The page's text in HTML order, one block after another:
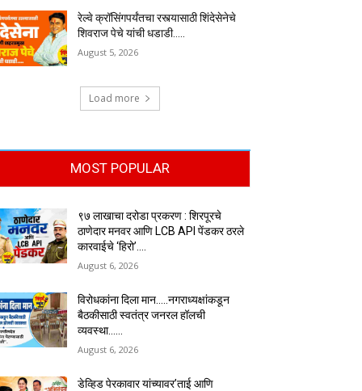
रेल्वे क्रॉसिंगपर्यंतचा रस्त्यासाठी शिंदेसेनेचे
शिवराज पेचे यांची धडाडी…..
August 5, 2026
Load more
MOST POPULAR
९७ लाखाचा दरोडा प्रकरण : शिरपूरचे
ठाणेदार मनवर आणि LCB API पेंडकर ठरले
कारवाईचे ‘हिरो’….
August 6, 2026
विरोधकांना दिला मान…..नगराध्यक्षांकडून
बैठकीसाठी स्वतंत्र जनरल हॉलची
व्यवस्था……
August 6, 2026
डेव्हिड पेरकावार यांच्यावर’ताई आणि